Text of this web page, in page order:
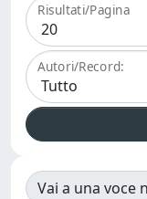
Risultati/Pagina
Autori/Record:
Vai a una voce